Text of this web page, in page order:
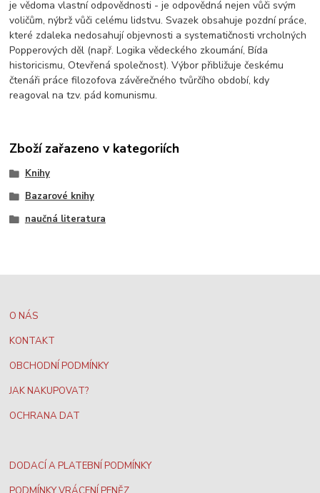
je vědoma vlastní odpovědnosti - je odpovědná nejen vůči svým
voličům, nýbrž vůči celému lidstvu. Svazek obsahuje pozdní práce,
které zdaleka nedosahují objevnosti a systematičnosti vrcholných
Popperových děl (např. Logika vědeckého zkoumání, Bída
historicismu, Otevřená společnost). Výbor přibližuje českému
čtenáři práce filozofova závěrečného tvůrčího období, kdy
reagoval na tzv. pád komunismu.
Zboží zařazeno v kategoriích
Knihy
Bazarové knihy
naučná literatura
O NÁS
KONTAKT
OBCHODNÍ PODMÍNKY
JAK NAKUPOVAT?
OCHRANA DAT
DODACÍ A PLATEBNÍ PODMÍNKY